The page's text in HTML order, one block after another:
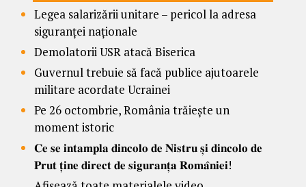
Legea salarizării unitare – pericol la adresa
siguranței naționale
Demolatorii USR atacă Biserica
Guvernul trebuie să facă publice ajutoarele
militare acordate Ucrainei
Pe 26 octombrie, România trăiește un
moment istoric
𝐂𝐞 𝐬𝐞 𝐢𝐧𝐭𝐚𝐦𝐩𝐥𝐚 𝐝𝐢𝐧𝐜𝐨𝐥𝐨 𝐝𝐞 𝐍𝐢𝐬𝐭𝐫𝐮 𝐬̦𝐢 𝐝𝐢𝐧𝐜𝐨𝐥𝐨 𝐝𝐞
𝐏𝐫𝐮𝐭 𝐭̦𝐢𝐧𝐞 𝐝𝐢𝐫𝐞𝐜𝐭 𝐝𝐞 𝐬𝐢𝐠𝐮𝐫𝐚𝐧𝐭̦𝐚 𝐑𝐨𝐦𝐚̂𝐧𝐢𝐞𝐢!